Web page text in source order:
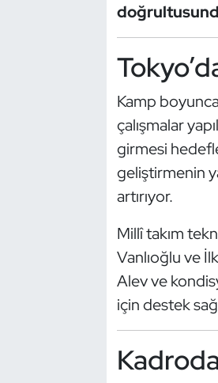
Kamp
çalışmalar
girmesi
geliştirmenin
artırıyor.
Millî takım
Vanlıoğlu ve
Alev ve
için destek
Hava Sporları
İşitme Engelli Sporcular
Judo ve Kuraş
Kano ve Rafting